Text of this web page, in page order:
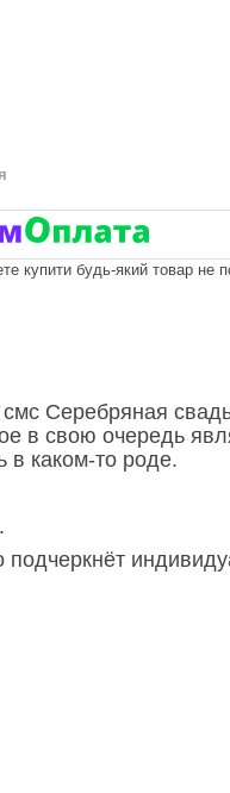
купити будь-який товар не
Серебряная
в свою очередь
в каком-то роде.